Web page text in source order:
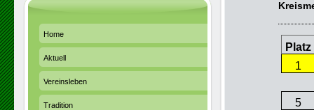
Platz
1
5
Home
Aktuell
Vereinsleben
Tradition